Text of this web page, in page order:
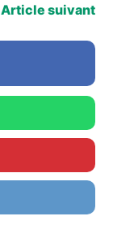
Article suivant